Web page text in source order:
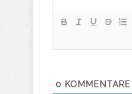
0 KOMMENTARE